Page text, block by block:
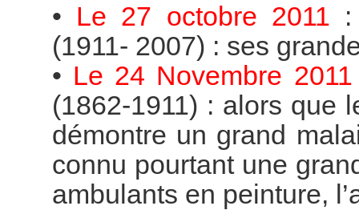
• Le 27 octobre 2011
(1911- 2007) : ses
• Le 24 Novembre 2011
(1862-1911) : alors que
démontre un grand
connu pourtant une
ambulants en peinture,